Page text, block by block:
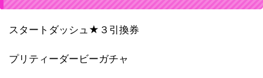
スタートダッシュ★３引換券
プリティーダービーガチャ